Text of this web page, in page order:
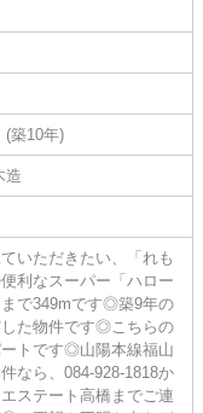
(築10年)
造
いただきたい、「れも
利なスーパー「ハロー
まで349mです◎築9年の
た物件です◎こちらの
トです◎山陽本線福山
なら、084-928-1818か
ステート高橋までご連